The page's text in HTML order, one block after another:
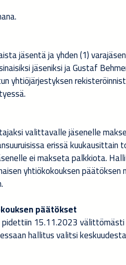
jäsentä ja yhden (1)
jäseniksi ja Gustaf
yhtiöjärjestyksen
valittavalle jäsenelle
erissä kuukausittain
ei makseta palkkiota.
yhtiökokouksen päätöksen
päätökset
pidettiin 15.11.2023
hallitus valitsi